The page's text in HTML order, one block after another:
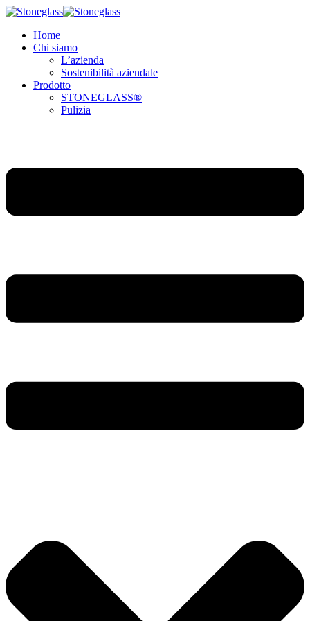
Home
Chi siamo
L’azienda
Sostenibilità aziendale
Prodotto
STONEGLASS®
Pulizia